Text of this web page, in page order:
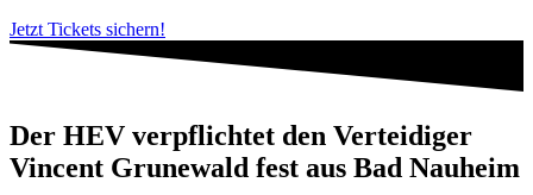
Jetzt Tickets sichern!
Der HEV verpflichtet den Verteidiger
Vincent Grunewald fest aus Bad Nauheim